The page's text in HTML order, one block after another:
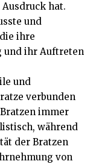
hat.
und
ihre
und ihr Auftreten
und
verbunden
immer
während
der Bratzen
von